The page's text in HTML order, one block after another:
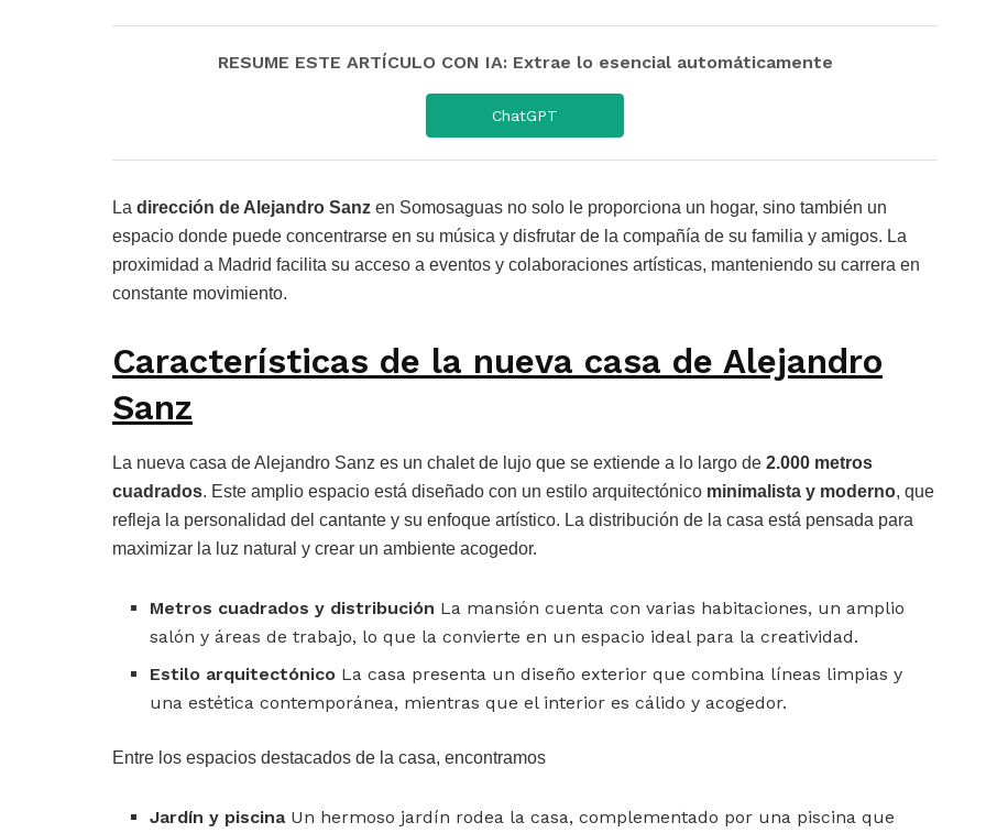
RESUME ESTE ARTÍCULO CON IA: Extrae lo esencial automáticamente
ChatGPT
La dirección de Alejandro Sanz en Somosaguas no solo le proporciona un hogar, sino también un
espacio donde puede concentrarse en su música y disfrutar de la compañía de su familia y amigos. La
proximidad a Madrid facilita su acceso a eventos y colaboraciones artísticas, manteniendo su carrera en
constante movimiento.
Características de la nueva casa de Alejandro
Sanz
La nueva casa de Alejandro Sanz es un chalet de lujo que se extiende a lo largo de 2.000 metros
cuadrados. Este amplio espacio está diseñado con un estilo arquitectónico minimalista y moderno, que
refleja la personalidad del cantante y su enfoque artístico. La distribución de la casa está pensada para
maximizar la luz natural y crear un ambiente acogedor.
Metros cuadrados y distribución La mansión cuenta con varias habitaciones, un amplio
salón y áreas de trabajo, lo que la convierte en un espacio ideal para la creatividad.
Estilo arquitectónico La casa presenta un diseño exterior que combina líneas limpias y
una estética contemporánea, mientras que el interior es cálido y acogedor.
Entre los espacios destacados de la casa, encontramos
Jardín y piscinaUn hermoso jardín rodea la casa, complementado por una piscina que